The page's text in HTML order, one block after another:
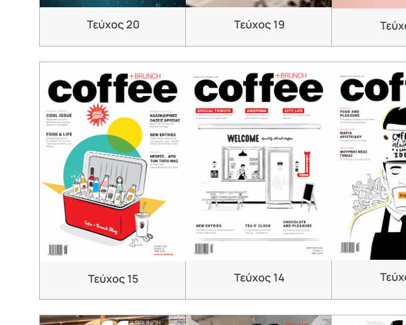
Τεύχος 20 Τεύχος 19
Τεύχος 15 Τεύχος 14